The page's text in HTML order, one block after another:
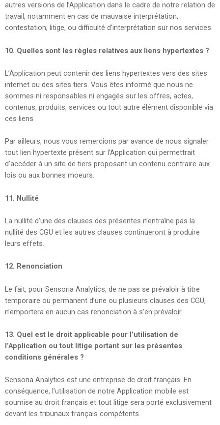
autres versions de l’Application dans le cadre de notre relation de
travail, notamment en cas de mauvaise interprétation,
contestation, litige, ou difficulté d’interprétation sur nos services.
10. Quelles sont les règles relatives aux liens hypertextes ?
L’Application peut contenir des liens hypertextes vers des sites
internet ou des sites tiers. Vous êtes informé que nous ne
sommes ni responsables ni engagés sur les offres, actes,
contenus, produits, services ou tout autre élément disponible via
ces liens.
Par ailleurs, nous vous remercions par avance de nous signaler
tout lien hypertexte présent sur l’Application qui permettrait
d’accéder à un site de tiers proposant un contenu contraire aux
lois ou aux bonnes moeurs.
11. Nullité
La nullité d’une des clauses des présentes n’entraîne pas la
nullité des CGU et les autres clauses continueront à produire
leurs effets.
12. Renonciation
Le fait, pour Sensoria Analytics, de ne pas se prévaloir à titre
temporaire ou permanent d’une ou plusieurs clauses des CGU,
n’emportera en aucun cas renonciation à s’en prévaloir.
13. Quel est le droit applicable pour l’utilisation de
l’Application ou tout litige portant sur les présentes
conditions générales ?
Sensoria Analytics est une entreprise de droit français. En
conséquence, l’utilisation de notre Application mobile est
soumise au droit français et tout litige sera porté exclusivement
devant les tribunaux français compétents.